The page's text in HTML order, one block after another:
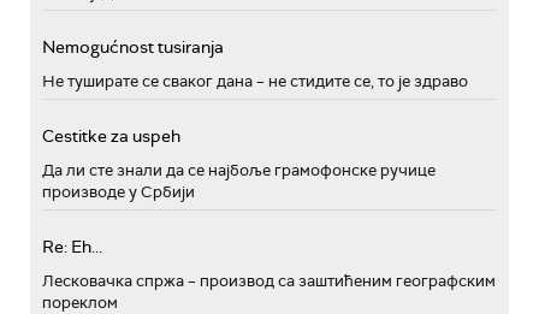
Nemogućnost tusiranja
Не туширате се сваког дана – не стидите се, то је здраво
Cestitke za uspeh
Да ли сте знали да се најбоље грамофонске ручице
производе у Србији
Re: Eh...
Лесковачка спржа – производ са заштићеним географским
пореклом